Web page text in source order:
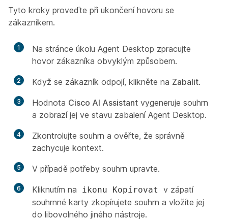
Tyto kroky proveďte při ukončení hovoru se
zákazníkem.
1
Na stránce úkolu Agent Desktop zpracujte
hovor zákazníka obvyklým způsobem.
2 Když se zákazník odpojí, klikněte na Zabalit.
3 Hodnota Cisco AI Assistant vygeneruje souhrn
a zobrazí jej ve stavu zabalení Agent Desktop.
4
Zkontrolujte souhrn a ověřte, že správně
zachycuje kontext.
5 V případě potřeby souhrn upravte.
6 Kliknutím na ikonu Kopírovat
v zápatí
souhrnné karty zkopírujete souhrn a vložíte jej
do libovolného jiného nástroje.